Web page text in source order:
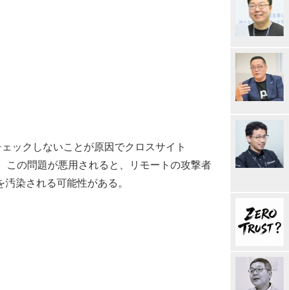
ックしないことが原因でクロスサイト
の問題が悪用されると、リモートの攻撃者
染される可能性がある。